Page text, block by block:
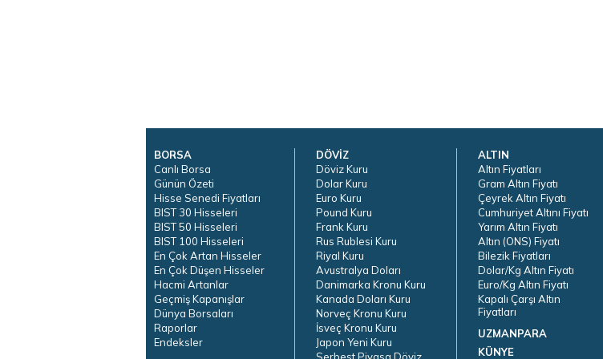
BORSA
Canlı Borsa
Günün Özeti
Hisse Senedi Fiyatları
BIST 30 Hisseleri
BIST 50 Hisseleri
BIST 100 Hisseleri
En Çok Artan Hisseler
En Çok Düşen Hisseler
Hacmi Artanlar
Geçmiş Kapanışlar
Dünya Borsaları
Raporlar
Endeksler
DÖVİZ
Döviz Kuru
Dolar Kuru
Euro Kuru
Pound Kuru
Frank Kuru
Rus Rublesi Kuru
Riyal Kuru
Avustralya Doları
Danimarka Kronu Kuru
Kanada Doları Kuru
Norveç Kronu Kuru
İsveç Kronu Kuru
Japon Yeni Kuru
Serbest Piyasa Döviz
ALTIN
Altın Fiyatları
Gram Altın Fiyatı
Çeyrek Altın Fiyatı
Cumhuriyet Altını Fiyatı
Yarım Altın Fiyatı
Altın (ONS) Fiyatı
Bilezik Fiyatları
Dolar/Kg Altın Fiyatı
Euro/Kg Altın Fiyatı
Kapalı Çarşı Altın
Fiyatları
UZMANPARA
KÜNYE